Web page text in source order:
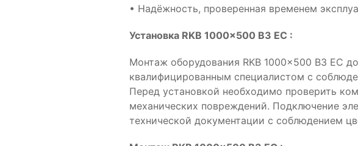
• Надёжность, проверенная временем
Установка RKB 1000x500 B3 EC :
Монтаж оборудования RKB 1000x500 B3 EC
квалифицированным специалистом с
Перед установкой необходимо проверить
механических повреждений. Подключение
технической документации с соблюдением